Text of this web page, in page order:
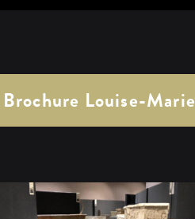
Brochure Louise-Marie